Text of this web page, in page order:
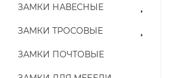
ЗАМКИ НАВЕСНЫЕ
ЗАМКИ ТРОСОВЫЕ
ЗАМКИ ПОЧТОВЫЕ